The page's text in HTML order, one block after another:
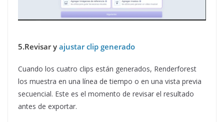
5.Revisar y ajustar clip generado
Cuando los cuatro clips están generados, Renderforest
los muestra en una línea de tiempo o en una vista previa
secuencial. Este es el momento de revisar el resultado
antes de exportar.